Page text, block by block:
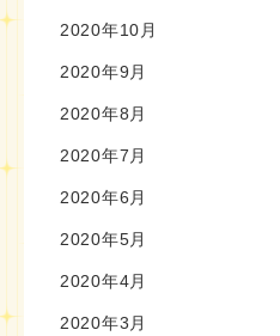
2020年10月
2020年9月
2020年8月
2020年7月
2020年6月
2020年5月
2020年4月
2020年3月